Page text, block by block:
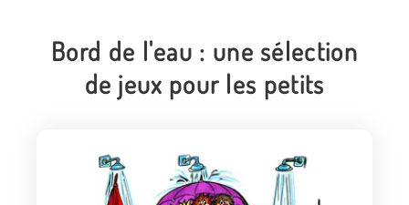
Bord de l'eau : une sélection
de jeux pour les petits